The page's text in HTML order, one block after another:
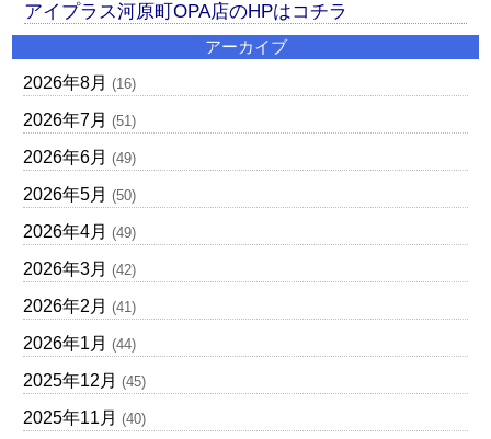
アイプラス河原町OPA店のHPはコチラ
アーカイブ
2026年8月 (16)
2026年7月 (51)
2026年6月 (49)
2026年5月 (50)
2026年4月 (49)
2026年3月 (42)
2026年2月 (41)
2026年1月 (44)
2025年12月 (45)
2025年11月 (40)